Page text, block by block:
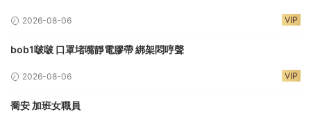
2026-08-06 VIP
bob1啵啵 口罩堵嘴靜電膠帶 綁架悶哼聲
2026-08-06 VIP
喬安 加班女職員